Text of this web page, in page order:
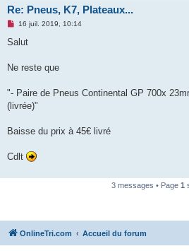
Re: Pneus, K7, Plateaux...
M
s
g
o
l
16 juil. 2019, 10:14
Salut
Ne reste que
"- Paire de Pneus Continental GP 700x
(livrée)"
Baisse du prix à 45€ livré
Cdlt
3 messages • Page 1
OnlineTri.com Accueil du forum